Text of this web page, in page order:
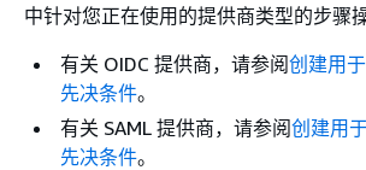
中针对您正在使用的提供商类型的步骤操
有关 OIDC 提供商，请参阅创建用
先决条件。
有关 SAML 提供商，请参阅创建用
先决条件。